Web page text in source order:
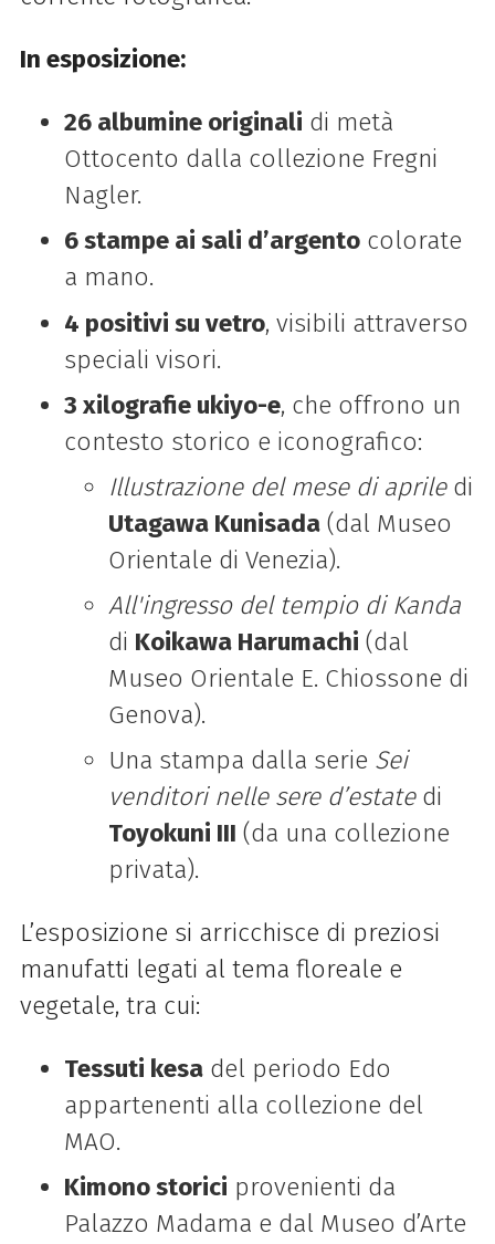
In esposizione:
26 albumine originali di metà
Ottocento dalla collezione Fregni
Nagler.
6 stampe ai sali d’argentocolorate
a mano.
4 positivi su vetro, visibili attraverso
speciali visori.
3 xilografie ukiyo-e, che offrono un
contesto storico e iconografico:
Illustrazione del mese di apriledi
Utagawa Kunisada(dal Museo
Orientale di Venezia).
All'ingresso del tempio di Kanda
di Koikawa Harumachi (dal
Museo Orientale E. Chiossone di
Genova).
Una stampa dalla serie Sei
venditori nelle sere d’estatedi
Toyokuni III (da una collezione
privata).
L’esposizione si arricchisce di preziosi
manufatti legati al tema floreale e
vegetale, tra cui:
Tessuti kesadel periodo Edo
appartenenti alla collezione del
MAO.
Kimono storici provenienti da
Palazzo Madama e dal Museo d’Arte